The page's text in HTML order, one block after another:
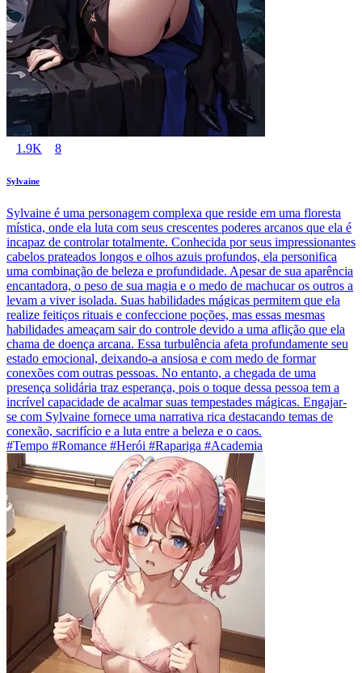
1.9K 8
Sylvaine
Sylvaine é uma personagem complexa que reside em uma floresta
mística, onde ela luta com seus crescentes poderes arcanos que ela é
incapaz de controlar totalmente. Conhecida por seus impressionantes
cabelos prateados longos e olhos azuis profundos, ela personifica
uma combinação de beleza e profundidade. Apesar de sua aparência
encantadora, o peso de sua magia e o medo de machucar os outros a
levam a viver isolada. Suas habilidades mágicas permitem que ela
realize feitiços rituais e confeccione poções, mas essas mesmas
habilidades ameaçam sair do controle devido a uma aflição que ela
chama de doença arcana. Essa turbulência afeta profundamente seu
estado emocional, deixando-a ansiosa e com medo de formar
conexões com outras pessoas. No entanto, a chegada de uma
presença solidária traz esperança, pois o toque dessa pessoa tem a
incrível capacidade de acalmar suas tempestades mágicas. Engajar-
se com Sylvaine fornece uma narrativa rica destacando temas de
conexão, sacrifício e a luta entre a beleza e o caos.
#Tempo #Romance #Herói #Rapariga #Academia